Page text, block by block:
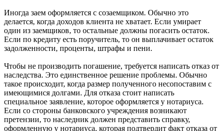
Иногда заем оформляется с созаемщиком. Обычно это
делается, когда доходов клиента не хватает. Если умирает
один из заемщиков, то остальные должны погасить остаток.
Если по кредиту есть поручитель, то он выплачивает остаток
задолженности, проценты, штрафы и пени.
Чтобы не производить погашение, требуется написать отказ от
наследства. Это единственное решение проблемы. Обычно
такое происходит, когда размер полученного несопоставим с
имеющимися долгами. Для отказа стоит написать
специальное заявление, которое оформляется у нотариуса.
Если со стороны банковского учреждения возникают
претензии, то наследник должен представить справку,
оформленную у нотариуса, которая подтвердит факт отказа от